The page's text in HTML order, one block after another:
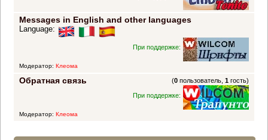
Messages in English and other languages
Language:
При поддержке:
Модератор: Клеома
Обратная связь (0 пользователь,1 гость)
При поддержке:
Модератор: Клеома